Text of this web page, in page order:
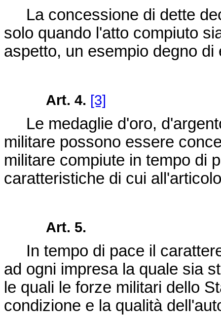
La concessione di dette
solo quando l'atto compiuto
aspetto, un esempio degno di
Art. 4. [3]
Le medaglie d'oro,
militare possono essere
militare compiute in tempo di
caratteristiche di cui
Art. 5.
In tempo di pace il
ad ogni impresa la quale sia
le quali le forze militari dello
condizione e la qualità